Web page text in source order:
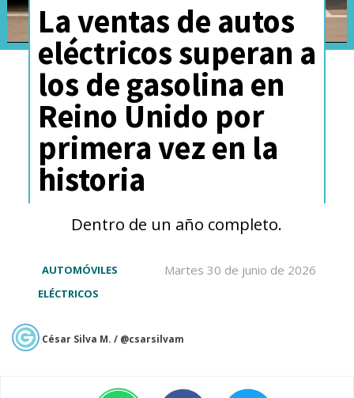
La ventas de autos
eléctricos superan a
los de gasolina en
Reino Unido por
primera vez en la
historia
Dentro de un año completo.
Martes 30 de junio de 2026
AUTOMÓVILES
ELÉCTRICOS
César Silva M. / @csarsilvam